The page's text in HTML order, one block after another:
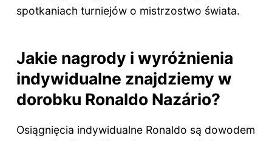
spotkaniach turniejów o mistrzostwo świata.
Jakie nagrody i wyróżnienia
indywidualne znajdziemy w
dorobku Ronaldo Nazário?
Osiągnięcia indywidualne Ronaldo są dowodem